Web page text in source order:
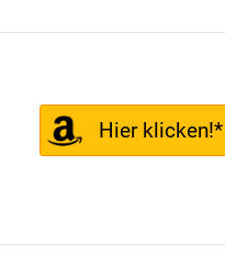
Hier klicken!*